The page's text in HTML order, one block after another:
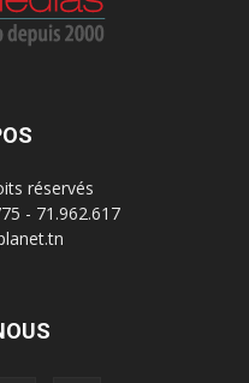
réservés
- 71.962.617